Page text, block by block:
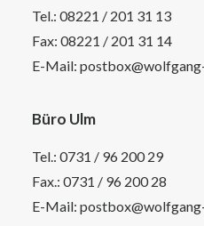
Tel.: 08221 / 201 31 13
Fax: 08221 / 201 31 14
E-Mail:
Büro Ulm
Tel.: 0731 / 96 200 29
Fax.: 0731 / 96 200 28
E-Mail: